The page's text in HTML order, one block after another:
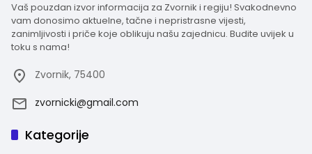
Vaš pouzdan izvor informacija za Zvornik i regiju! Svakodnevno
vam donosimo aktuelne, tačne i nepristrasne vijesti,
zanimljivosti i priče koje oblikuju našu zajednicu. Budite uvijek u
toku s nama!
Zvornik, 75400
zvornicki@gmail.com
Kategorije